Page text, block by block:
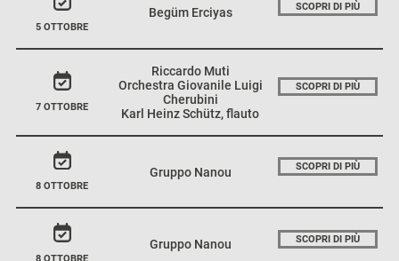
5 OTTOBRE
Begüm Erciyas SCOPRI DI PIÙ
7 OTTOBRE
Riccardo Muti
Orchestra Giovanile Luigi
Cherubini
Karl Heinz Schütz, flauto
SCOPRI DI PIÙ
8 OTTOBRE
Gruppo Nanou SCOPRI DI PIÙ
Gruppo Nanou SCOPRI DI PIÙ